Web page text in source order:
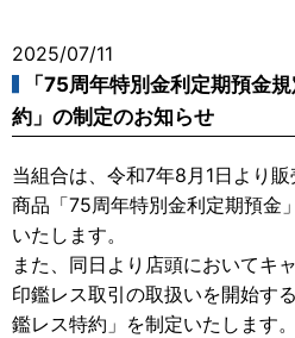
2025/07/11
「75周年特別金利定期預金
約」の制定のお知らせ
当組合は、令和7年8月1日より
商品「75周年特別金利定期預金
いたします。
また、同日より店頭においてキ
印鑑レス取引の取扱いを開始す
鑑レス特約」を制定いたします。